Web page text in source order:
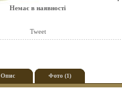
Немає в наявності
Tweet
Опис Фото (1)